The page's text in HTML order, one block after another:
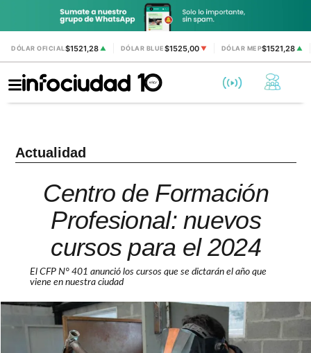
DÓLAR OFICIAL$1521,28 ▲ DÓLAR BLUE$1525,00 ▼ DÓLAR MEP$1521,28▲
Actualidad
Centro de Formación
Profesional: nuevos
cursos para el 2024
El CFP N° 401 anunció los cursos que se dictarán el año que
viene en nuestra ciudad